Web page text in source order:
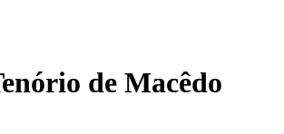
de Macêdo